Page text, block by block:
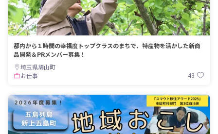
都内から１時間の幸福度トップクラスのまちで、特産物を活かした新商
品開発＆PRメンバー募集！
埼玉県鳩山町
お仕事
43